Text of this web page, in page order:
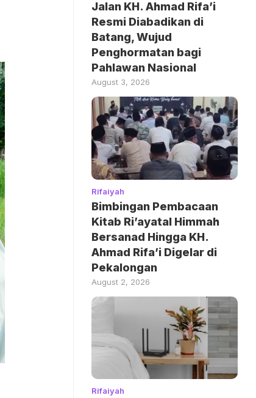
Jalan KH. Ahmad Rifa’i
Resmi Diabadikan di
Batang, Wujud
Penghormatan bagi
Pahlawan Nasional
August 3, 2026
Rifaiyah
Bimbingan Pembacaan
Kitab Ri’ayatal Himmah
Bersanad Hingga KH.
Ahmad Rifa’i Digelar di
Pekalongan
August 2, 2026
Rifaiyah